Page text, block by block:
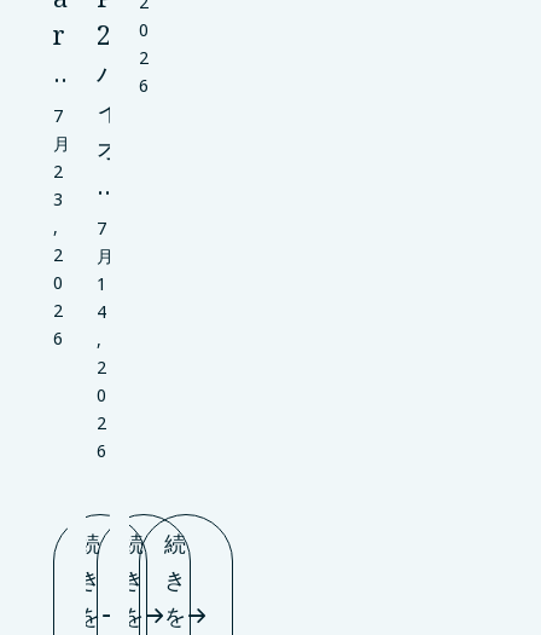
r
…
7
月
2
3
,
2
0
2
6
続
き
を
2
バ
イ
オ
…
7
月
1
4
,
2
0
2
6
続
き
を
0
2
6
続
き
を